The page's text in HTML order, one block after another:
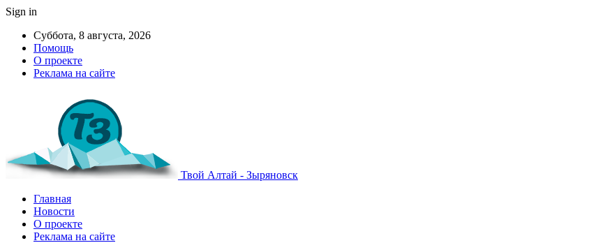
Sign in
Суббота, 8 августа, 2026
Помощь
О проекте
Реклама на сайте
Твой Алтай - Зыряновск
Главная
Новости
О проекте
Реклама на сайте